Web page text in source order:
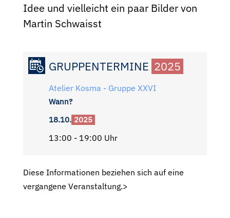
Idee und vielleicht ein paar Bilder von
Martin Schwaisst
GRUPPENTERMINE 2025
Atelier Kosma - Gruppe XXVI
Wann?
18.10. 2025
13:00 - 19:00 Uhr
Diese Informationen beziehen sich auf eine
vergangene Veranstaltung.>